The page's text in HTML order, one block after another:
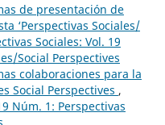
de presentación de
‘Perspectivas Sociales/
Sociales: Vol. 19
Social Perspectives
colaboraciones para la
Social Perspectives ,
Núm. 1: Perspectivas